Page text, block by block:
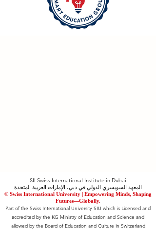
SII Swiss International Institute in Dubai
المعهد السويسري الدولي في دبي، الإمارات العربية المتحدة
© Swiss International University | ​Empowering Minds, Shaping
Futures—Globally.
Part of the Swiss International University SIU which is Licensed and
accredited by the KG Ministry of Education and Science and
allowed by the Board of Education and Culture in Switzerland